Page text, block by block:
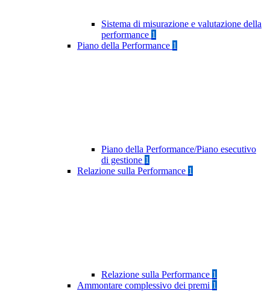
Sistema di misurazione e valutazione della
performance 1
Piano della Performance 1
Piano della Performance/Piano esecutivo
di gestione 1
Relazione sulla Performance 1
Relazione sulla Performance 1
Ammontare complessivo dei premi 1